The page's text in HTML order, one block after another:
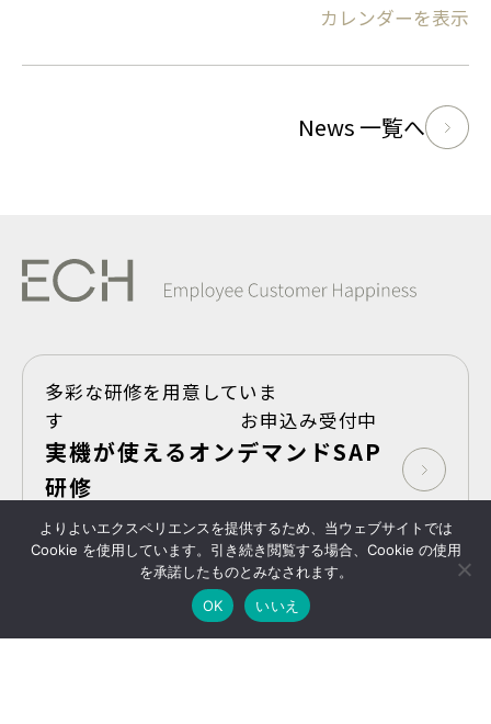
カレンダーを表示
News 一覧へ
多彩な研修を用意していま
す お申込み受付中
実機が使えるオンデマンドSAP
研修
Take Shape,SAP
Copyright © 2025- ECHAll Rights Reservedプライバシーポリシー
よりよいエクスペリエンスを提供するため、当ウェブサイトでは
Cookie を使用しています。引き続き閲覧する場合、Cookie の使用
を承諾したものとみなされます。
OK
いいえ